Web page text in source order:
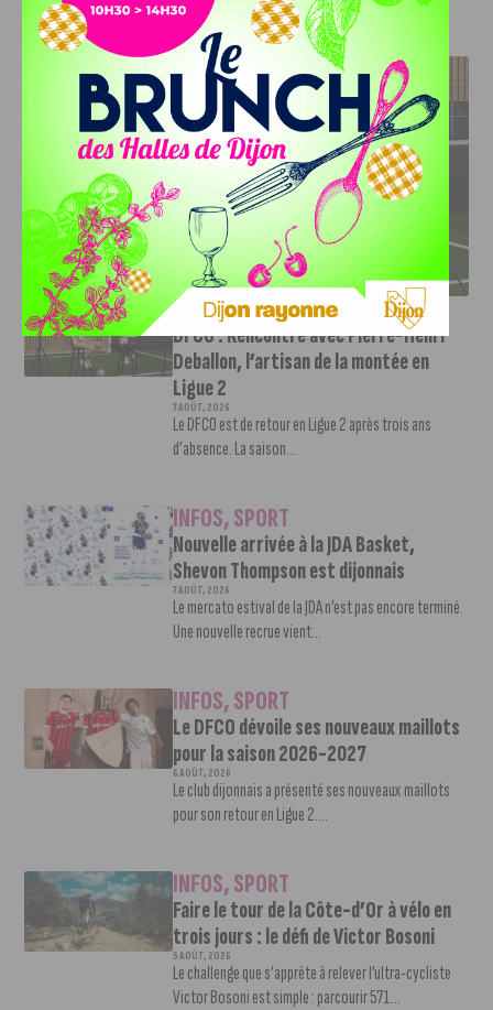
J'AIME LE DFCO
DFCO : RENCONTRE AVEC PIERRE-HENRI DEBALLON,
L’ARTISAN DE LA MONTÉE EN LIGUE 2
INFOS,SPORT
DFCO : Rencontre avec Pierre-Henri
Deballon, l’artisan de la montée en
Ligue 2
7 AOÛT, 2026
Le DFCO est de retour en Ligue 2 après trois ans
d’absence. La saison...
INFOS,SPORT
Nouvelle arrivée à la JDA Basket,
Shevon Thompson est dijonnais
7 AOÛT, 2026
Le mercato estival de la JDA n’est pas encore terminé.
Une nouvelle recrue vient...
INFOS,SPORT
Le DFCO dévoile ses nouveaux maillots
pour la saison 2026-2027
6 AOÛT, 2026
Le club dijonnais a présenté ses nouveaux maillots
pour son retour en Ligue 2....
INFOS,SPORT
Faire le tour de la Côte-d’Or à vélo en
trois jours : le défi de Victor Bosoni
5 AOÛT, 2026
Le challenge que s’apprête à relever l’ultra-cycliste
Victor Bosoni est simple : parcourir 571...